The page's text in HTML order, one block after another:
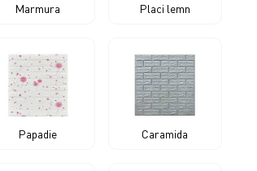
Marmura Placi lemn
Papadie Caramida